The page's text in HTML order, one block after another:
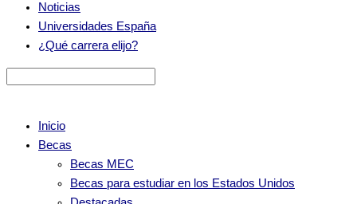
Noticias
Universidades España
¿Qué carrera elijo?
Inicio
Becas
Becas MEC
Becas para estudiar en los Estados Unidos